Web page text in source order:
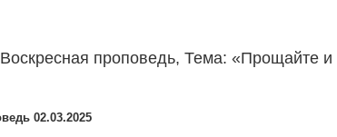
проповедь, Тема: «Прощайте
02.03.2025